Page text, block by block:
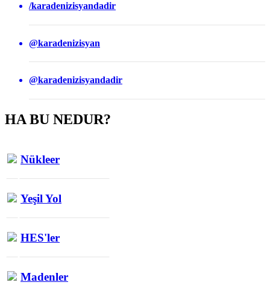
/karadenizisyandadir
@karadenizisyan
@karadenizisyandadir
HA BU NEDUR?
Nükleer
Yeşil Yol
HES'ler
Madenler